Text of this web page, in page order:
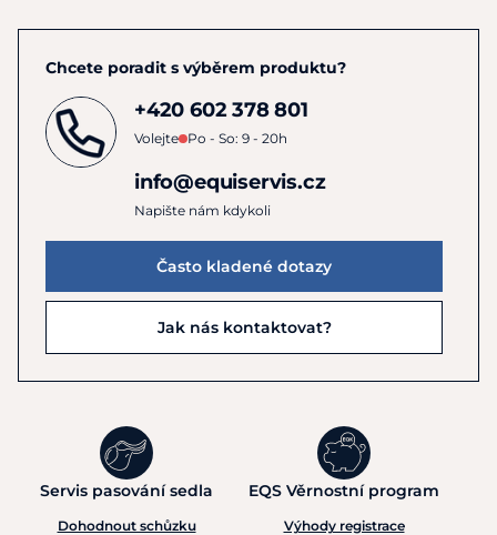
Chcete poradit s výběrem produktu?
+420 602 378 801
Volejte Po - So: 9 - 20h
info@equiservis.cz
Napište nám kdykoli
Často kladené dotazy
Jak nás kontaktovat?
Servis pasování sedla
Dohodnout schůzku
EQS Věrnostní program
Výhody registrace